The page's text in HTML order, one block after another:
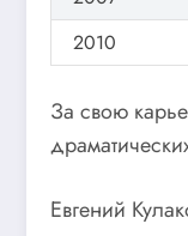
2010
За свою
Евгений